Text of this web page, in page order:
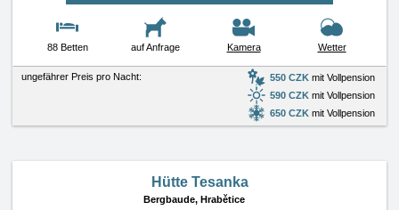
88 Betten auf Anfrage Kamera Wetter
ungefährer Preis pro Nacht: 550 CZK mit Vollpension
590 CZK mit Vollpension
650 CZK mit Vollpension
Hütte Tesanka
Bergbaude, Hrabětice